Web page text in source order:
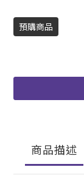
預購商品
商品描述